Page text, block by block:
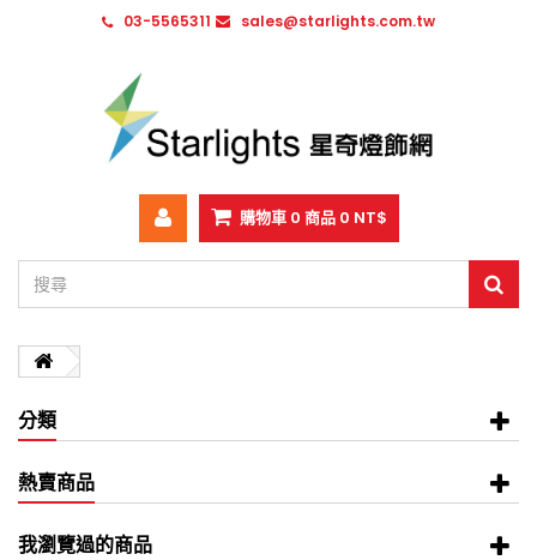
03-5565311 sales@starlights.com.tw
購物車 0 商品 0 NT$
分類
熱賣商品
我瀏覽過的商品